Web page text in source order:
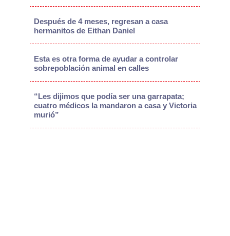
Después de 4 meses, regresan a casa
hermanitos de Eithan Daniel
Esta es otra forma de ayudar a controlar
sobrepoblación animal en calles
“Les dijimos que podía ser una garrapata;
cuatro médicos la mandaron a casa y Victoria
murió”